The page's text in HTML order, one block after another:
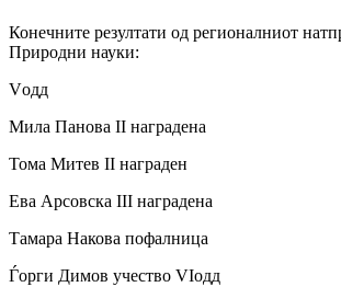
Конечните резултати од регионалниот
Природни науки:
Vодд
Мила Панова II наградена
Тома Митев II награден
Ева Арсовска III наградена
Тамара Накова пофалница
Ѓорги Димов учество VIодд